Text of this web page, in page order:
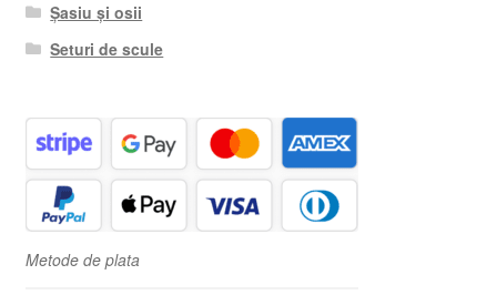
Șasiu și osii
Seturi de scule
Metode de plata